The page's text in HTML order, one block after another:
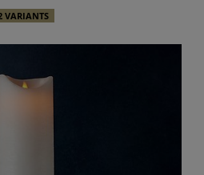
VARIANTS